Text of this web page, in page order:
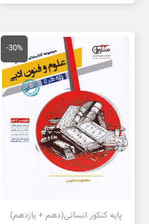
-30%
پایه کنکور انسانی(دهم + یازدهم)
قیمت
اصلی
59,000 تومان
بود.
قیمت
فعلی
است.